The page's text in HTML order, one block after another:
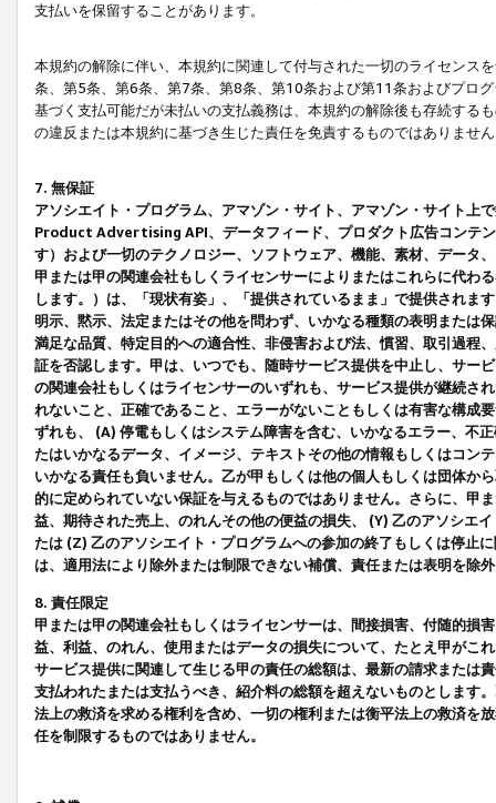
支払いを保留することがあります。
本規約の解除に伴い、本規約に関連して付与された一切のライセンス
条、第5条、第6条、第7条、第8条、第10条および第11条およびプロ
基づく支払可能だが未払いの支払義務は、本規約の解除後も存続する
の違反または本規約に基づき生じた責任を免責するものではありませ
7. 無保証
アソシエイト・プログラム、アマゾン・サイト、アマゾン・サイト上
Product Advertising API、データフィード、プロダクト広告コンテ
す）および一切のテクノロジー、ソフトウェア、機能、素材、データ
甲または甲の関連会社もしくライセンサーによりまたはこれらに代わ
します。）は、「現状有姿」、「提供されているまま」で提供されま
明示、黙示、法定またはその他を問わず、いかなる種類の表明または
満足な品質、特定目的への適合性、非侵害および法、慣習、取引過程
証を否認します。甲は、いつでも、随時サービス提供を中止し、サー
の関連会社もしくはライセンサーのいずれも、サービス提供が継続さ
れないこと、正確であること、エラーがないこともしくは有害な構成
ずれも、 (A) 停電もしくはシステム障害を含む、いかなるエラー、不
たはいかなるデータ、イメージ、テキストその他の情報もしくはコン
いかなる責任も負いません。乙が甲もしくは他の個人もしくは団体か
的に定められていない保証を与えるものではありません。さらに、甲
益、期待された売上、のれんその他の便益の損失、 (Y) 乙のアソシエ
たは (Z) 乙のアソシエイト・プログラムへの参加の終了もしくは停止
は、適用法により除外または制限できない補償、責任または表明を除
8. 責任限定
甲または甲の関連会社もしくはライセンサーは、間接損害、付随的損
益、利益、のれん、使用またはデータの損失について、たとえ甲がこ
サービス提供に関連して生じる甲の責任の総額は、最新の請求または
支払われたまたは支払うべき、紹介料の総額を超えないものとします
法上の救済を求める権利を含め、一切の権利または衡平法上の救済を
任を制限するものではありません。